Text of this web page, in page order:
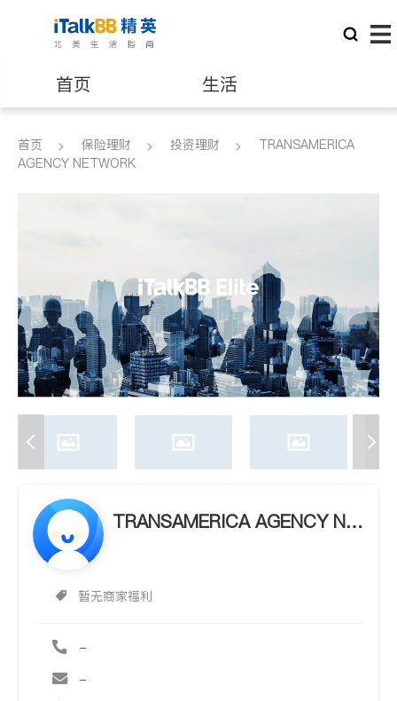
首页 生活
医生 律师
养老 非盈利组织
首页 保险理财 投资理财
TRANSAMERICA
AGENCY NETWORK
TRANSAMERICA AGENCY NE
暂无商家福利
-
-